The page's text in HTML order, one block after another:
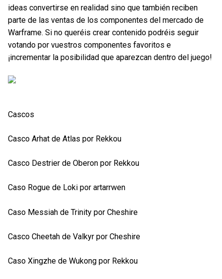
ideas convertirse en realidad sino que también reciben
parte de las ventas de los componentes del mercado de
Warframe. Si no queréis crear contenido podréis seguir
votando por vuestros componentes favoritos e
¡incrementar la posibilidad que aparezcan dentro del juego!
Cascos
Casco Arhat de Atlas por Rekkou
Casco Destrier de Oberon por Rekkou
Caso Rogue de Loki por artarrwen
Caso Messiah de Trinity por Cheshire
Casco Cheetah de Valkyr por Cheshire
Caso Xingzhe de Wukong por Rekkou